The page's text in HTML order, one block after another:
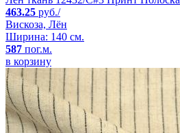
463.25 руб./
Вискоза, Лён
Ширина: 140 см.
587 пог.м.
в корзину